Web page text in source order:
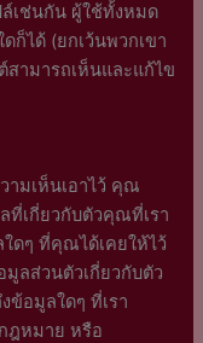
เช่นกัน ผู้ใช้ทั้งหมด
ก็ได้ (ยกเว้นพวกเขา
สามารถเห็นและแก้ไข
มเห็นเอาไว้ คุณ
ที่เกี่ยวกับตัวคุณที่เรา
ดๆ ที่คุณได้เคยให้ไว้
ลส่วนตัวเกี่ยวกับตัว
ข้อมูลใดๆ ที่เรา
ฎหมาย หรือ